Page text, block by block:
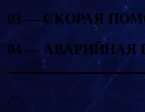
03 — СКОРАЯ
04 — АВАРИЙНАЯ